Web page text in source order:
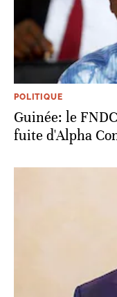
POLITIQUE
Guinée: le
fuite d'Alpha